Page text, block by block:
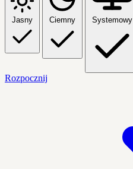
Jasny Ciemny Systemowy
Rozpocznij